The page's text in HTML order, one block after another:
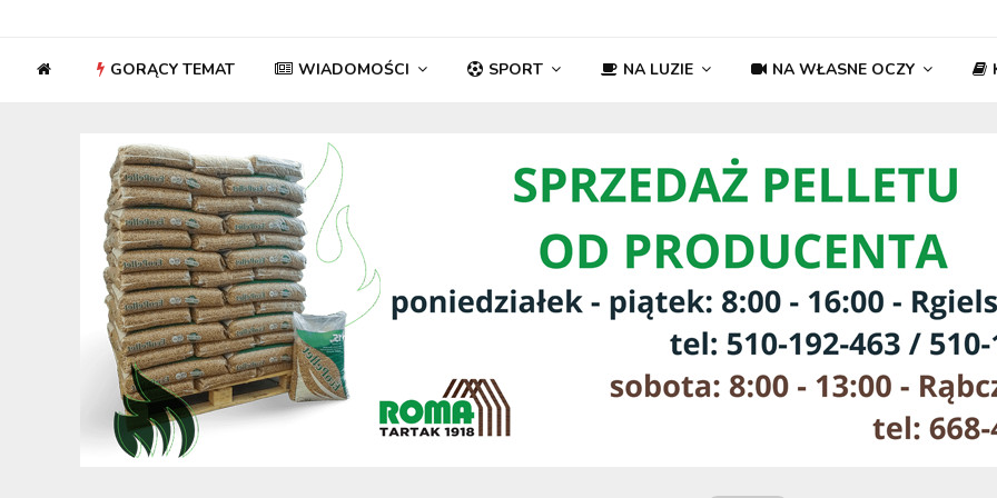
GORĄCY TEMAT WIADOMOŚCI SPORT NA LUZIE NA WŁASNE OCZY